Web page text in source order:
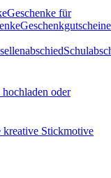
Geschenke für
Geschenkgutscheine
hochladen oder
kreative Stickmotive